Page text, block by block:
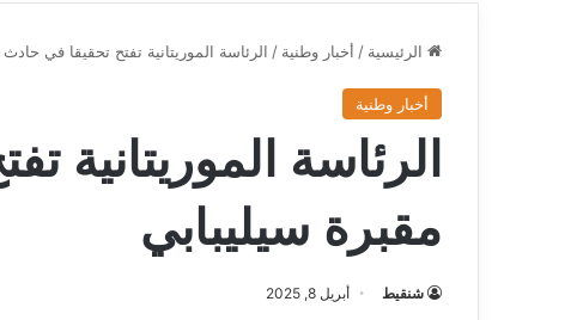
الرئيسية / أخبار وطنية / الرئاسة الموريتانية تفتح تحقيقا في
أخبار وطنية
الرئاسة الموريتانية
مقبرة سيليبابي
شنقيط أبريل 8, 2025